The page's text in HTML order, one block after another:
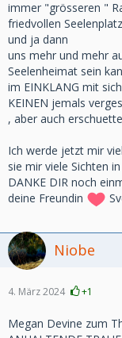
immer "grösseren "
friedvollen
und ja dann
uns mehr und mehr
Seelenheimat sein
im EINKLANG mit
KEINEN jemals
, aber auch
Ich werde jetzt mir
sie mir viele Sichten
DANKE DIR noch
deine Freundin
Niobe
4. März 2024 +1
Megan Devine zum